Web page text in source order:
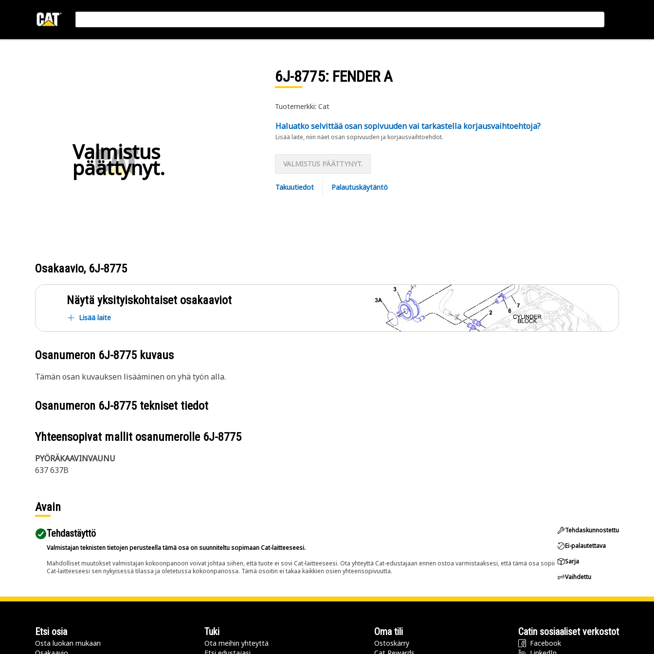
Valmistus
päättynyt.
6J-8775: FENDER A
Tuotemerkki: Cat
Haluatko selvittää osan sopivuuden vai tarkastella korjausvaihtoehtoja?
Lisää laite, niin näet osan sopivuuden ja korjausvaihtoehdot.
VALMISTUS PÄÄTTYNYT.
Takuutiedot Palautuskäytäntö
Osakaavio, 6J-8775
Näytä yksityiskohtaiset osakaaviot
Lisää laite
Osanumeron 6J-8775 kuvaus
Tämän osan kuvauksen lisääminen on yhä työn alla.
Osanumeron 6J-8775 tekniset tiedot
Yhteensopivat mallit osanumerolle 6J-8775
PYÖRÄKAAVINVAUNU
637 637B
Avain
Tehdastäyttö
Valmistajan teknisten tietojen perusteella tämä osa on suunniteltu sopimaan Cat-laitteeseesi.
Mahdolliset muutokset valmistajan kokoonpanoon voivat johtaa siihen, että tuote ei sovi Cat-laitteeseesi. Ota yhteyttä Cat-edustajaan ennen ostoa varmistaaksesi, että tämä osa sopii
Cat-laitteeseesi sen nykyisessä tilassa ja oletetussa kokoonpanossa. Tämä osoitin ei takaa kaikkien osien yhteensopivuutta.
Tehdaskunnostettu
Ei-palautettava
Sarja
Vaihdettu
Etsi osia
Osta luokan mukaan
Tuki
Ota meihin yhteyttä
Oma tili
Ostoskärry
Catin sosiaaliset verkostot
Facebook